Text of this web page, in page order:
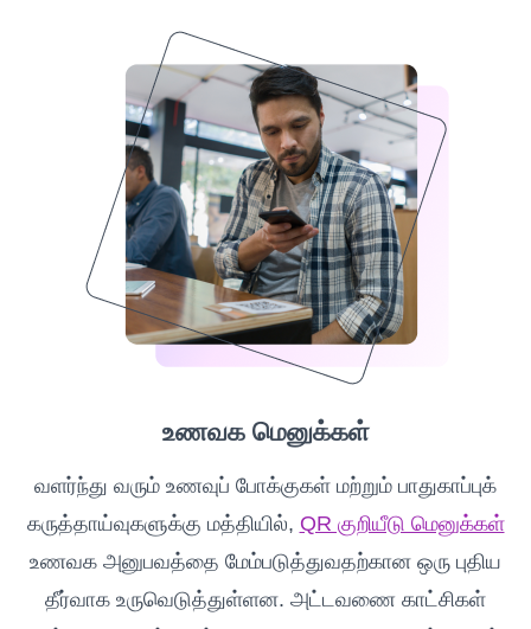
உணவக மெனுக்கள்
வளர்ந்து வரும் உணவுப் போக்குகள் மற்றும் பாதுகாப்புக்
கருத்தாய்வுகளுக்கு மத்தியில், QR குறியீடு மெனுக்கள்
உணவக அனுபவத்தை மேம்படுத்துவதற்கான ஒரு புதிய
தீர்வாக உருவெடுத்துள்ளன. அட்டவணை காட்சிகள்